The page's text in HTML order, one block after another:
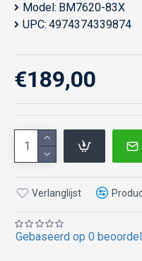
Model: BM7620-83X
UPC: 4974374339874
Gebaseerd op 0
€189,00
Verlanglijst